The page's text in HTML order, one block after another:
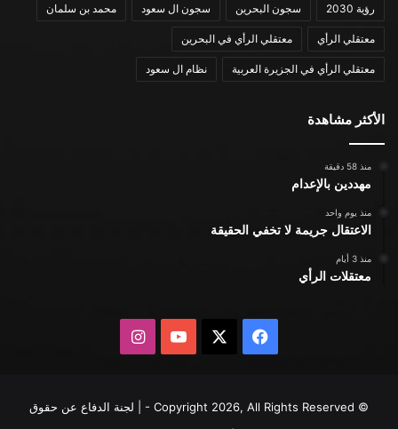
رؤية 2030 سجون البحرين سجون ال سعود محمد بن سلمان
معتقلي الرأي معتقلي الرأي في البحرين
معتقلي الرأي في الجزيرة العربية نظام ال سعود
الأكثر مشاهدة
منذ 58 دقيقة
مهددين بالإعدام
منذ يوم واحد
الاعتقال جريمة لا تخفي الحقيقة
منذ 3 أيام
معتقلات الرأي
فيسبوك يوتيوبانستقرام
© Copyright 2026, All Rights Reserved - | لجنة الدفاع عن حقوق